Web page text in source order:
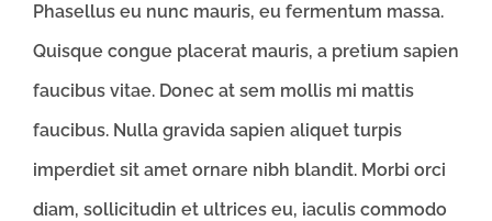
Phasellus eu nunc mauris, eu fermentum massa.
Quisque congue placerat mauris, a pretium sapien
faucibus vitae. Donec at sem mollis mi mattis
faucibus. Nulla gravida sapien aliquet turpis
imperdiet sit amet ornare nibh blandit. Morbi orci
diam, sollicitudin et ultrices eu, iaculis commodo